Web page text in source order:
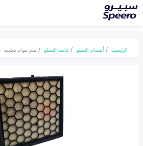
الرئيسية أقسام القطع كافة القطع فلتر هواء مكينة - 2032058900